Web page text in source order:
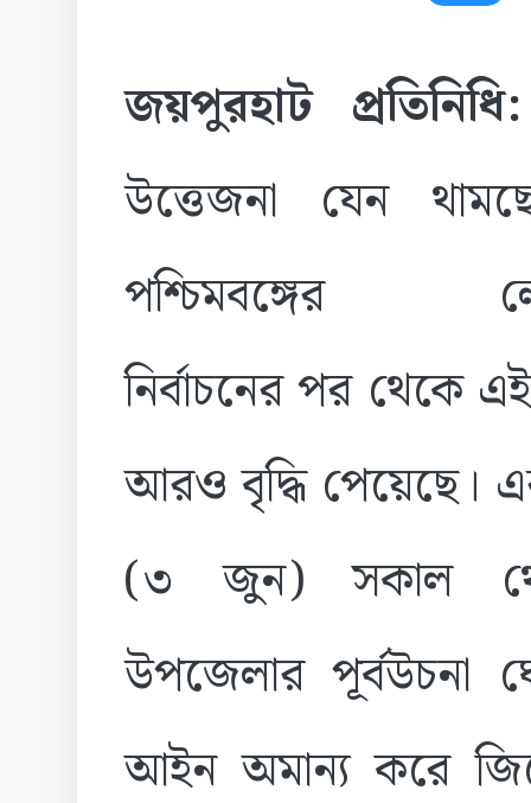
জয়পুরহাট
উত্তেজনা যেন
পশ্চিমবঙ্গের
নির্বাচনের পর থেকে
আরও বৃদ্ধি পেয়েছে।
(৩ জুন) সকাল
উপজেলার পূর্বউচনা
আইন অমান্য করে